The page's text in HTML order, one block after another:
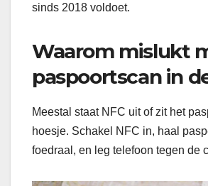
sinds 2018 voldoet.
Waarom mislukt
paspoortscan in
Meestal staat NFC uit of zit het
hoesje. Schakel NFC in, haal
foedraal, en leg telefoon tegen de